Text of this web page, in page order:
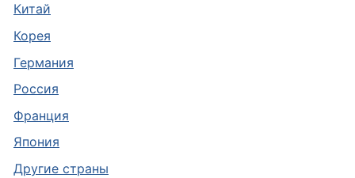
Китай
Корея
Германия
Россия
Франция
Япония
Другие страны